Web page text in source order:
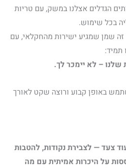
הגדלים אצלנו במשק, עם טריות
בכל שימוש.
שמן שמגיע ישירות מהחקלאי, עם
תמיד:
– לא יימכר לך.
באופן קבוע ורוצה שקט לאורך
צעד — לצבירת נקודות, להטבות
על היכרות אמיתית עם מה